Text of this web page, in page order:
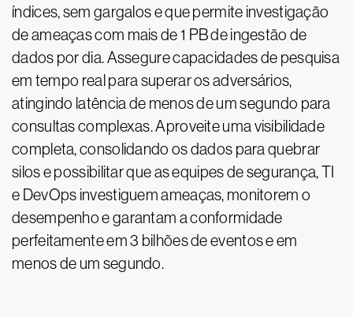
índices, sem gargalos e que permite investigação
de ameaças com mais de 1 PB de ingestão de
dados por dia. Assegure capacidades de pesquisa
em tempo real para superar os adversários,
atingindo latência de menos de um segundo para
consultas complexas. Aproveite uma visibilidade
completa, consolidando os dados para quebrar
silos e possibilitar que as equipes de segurança, TI
e DevOps investiguem ameaças, monitorem o
desempenho e garantam a conformidade
perfeitamente em 3 bilhões de eventos e em
menos de um segundo.